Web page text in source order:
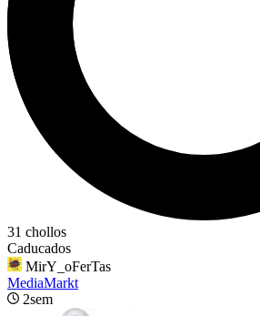
31 chollos
Caducados
MirY_oFerTas
MediaMarkt
2sem